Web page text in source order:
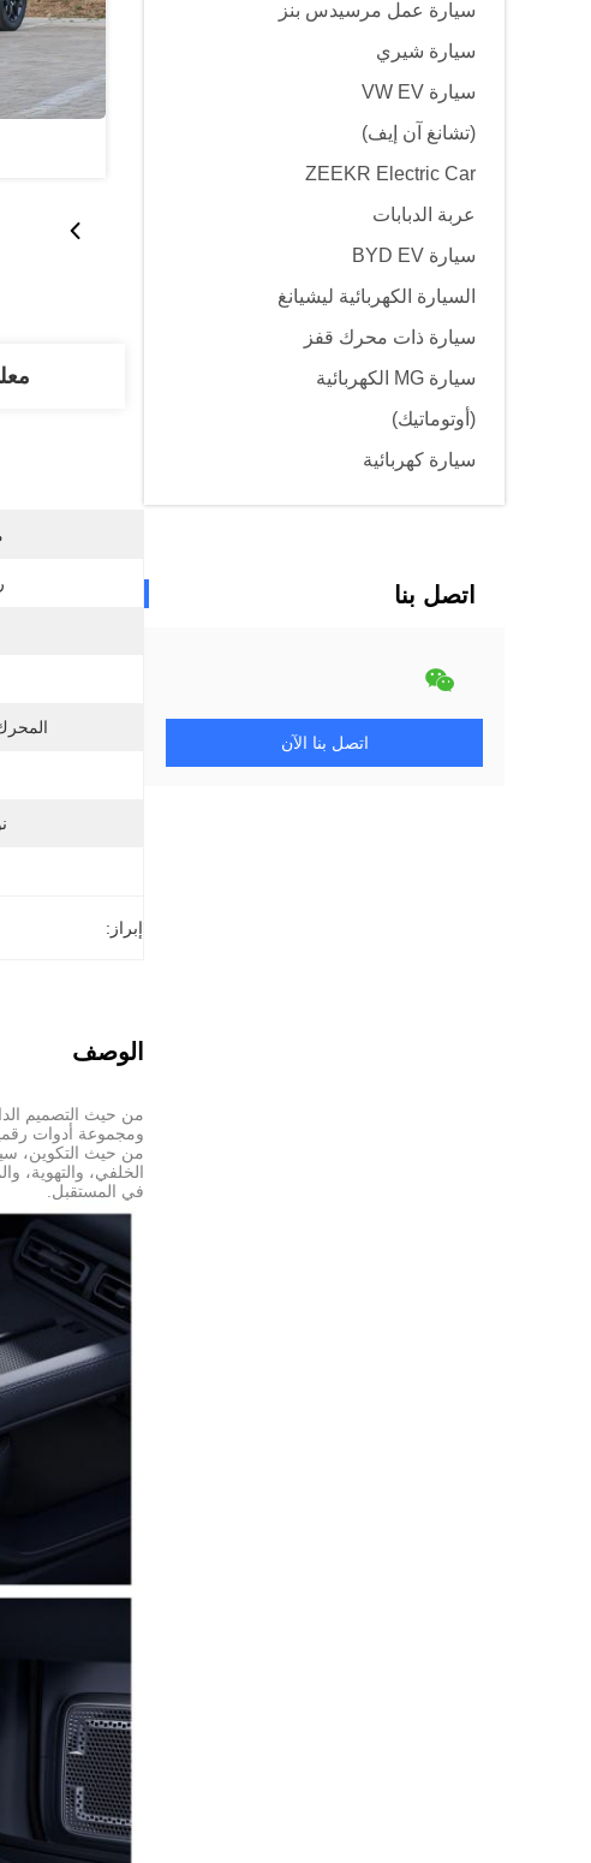
سيارة عمل مرسيدس بنز
سيارة شيري
سيارة VW EV
(تشانغ آن إيف)
ZEEKR Electric Car
عربة الدبابات
سيارة BYD EV
السيارة الكهربائية ليشيانغ
سيارة ذات محرك قفز
سيارة MG الكهربائية
(أوتوماتيك)
سيارة كهربائية
اتصل بنا
اتصل بنا الآن
إبراز:
الوصف
من حيث التكوين،
في المستقبل.